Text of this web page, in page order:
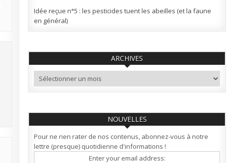
Idée reçue n°5 : les pesticides tuent les abeilles (et la faune
en général)
ARCHIVES
Archives
NOUVELLES
Pour ne rien rater de nos contenus, abonnez-vous à notre
lettre (presque) quotidienne d'informations !
Enter your email address: